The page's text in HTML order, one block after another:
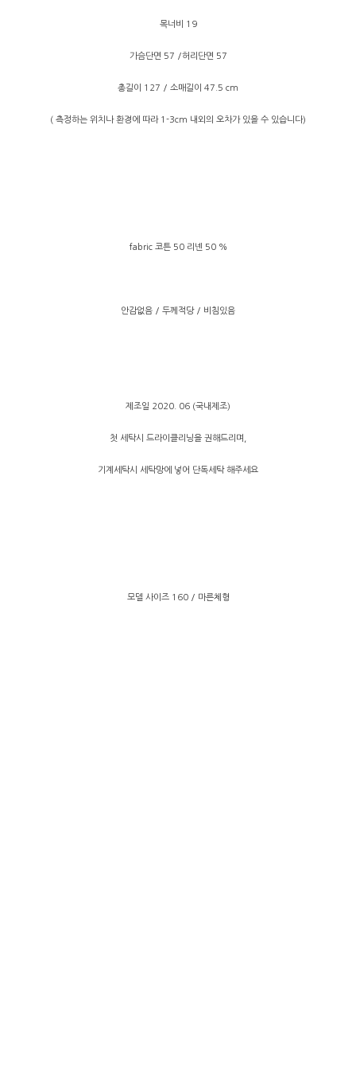
목너비 19
가슴단면 57 /허리단면 57
총길이 127 / 소매길이 47.5 cm
( 측정하는 위치나 환경에 따라 1-3cm 내외의 오차가 있을 수 있습니다)
fabric 코튼 50 리넨 50 %
안감없음 / 두께적당 / 비침있음
제조일 2020. 06 (국내제조)
첫 세탁시 드라이클리닝을 권해드리며,
기계세탁시 세탁망에 넣어 단독세탁 해주세요
모델 사이즈 160 / 마른체형